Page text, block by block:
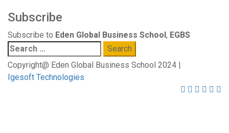
Subscribe
Subscribe to Eden Global Business School , EGBS
Search
for:
Copyright@ Eden Global Business School 2024 |
Igesoft Technologies